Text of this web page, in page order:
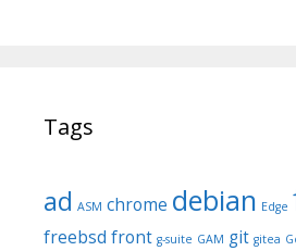
Tags
ad ASM chrome debian Edge
freebsd front g-suite GAM git gitea